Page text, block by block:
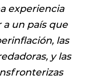
experiencia
un país que
las
y las